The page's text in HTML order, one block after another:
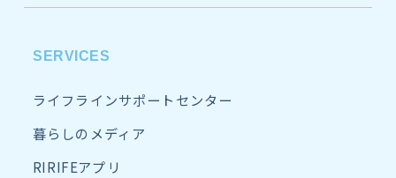
SERVICES
ライフラインサポートセンター
暮らしのメディア
RIRIFEアプリ